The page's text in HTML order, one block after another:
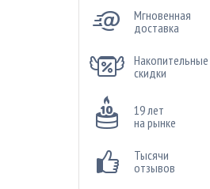
Мгновенная
доставка
Накопительные
скидки
19 лет
на рынке
Тысячи
отзывов